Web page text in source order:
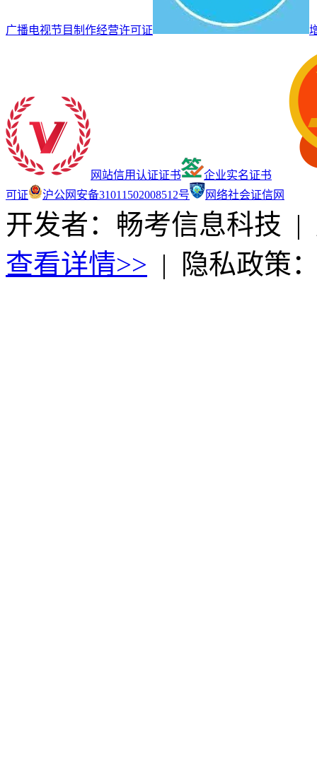
广播电视节目制作经营许可证
网站信用认证证书
企业实名证书
可证
沪公网安备31011502008512号 网络社会证信网
开发者：畅考信息科技 |
查看详情>> | 隐私政策